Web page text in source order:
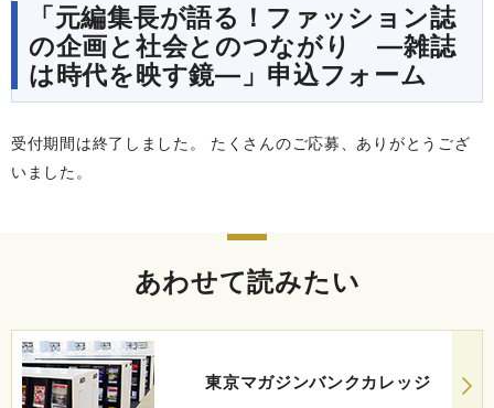
「元編集長が語る！ファッション誌
の企画と社会とのつながり ―雑誌
は時代を映す鏡―」申込フォーム
受付期間は終了しました。 たくさんのご応募、ありがとうござ
いました。
あわせて読みたい
東京マガジンバンクカレッジ